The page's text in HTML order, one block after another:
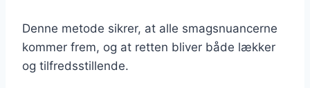
Denne metode sikrer, at alle smagsnuancerne
kommer frem, og at retten bliver både lækker
og tilfredsstillende.